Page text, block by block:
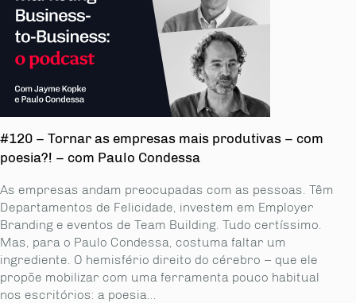
#120 – Tornar as empresas mais produtivas – com
poesia?! – com Paulo Condessa
As empresas andam preocupadas com as pessoas. Têm
Departamentos de Felicidade, investem em Employer
Branding e eventos de Team Building. Tudo certíssimo.
Mas, para o Paulo Condessa, costuma faltar um
ingrediente. O hemisfério direito do cérebro – que ele
propõe mobilizar com uma ferramenta pouco habitual
nos escritórios: a poesia...